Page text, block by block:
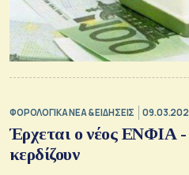
ΦΟΡΟΛΟΓΙΚΑ ΝΕΑ & EΙΔΗΣΕΙΣ
Έρχεται ο νέος ΕΝΦΙΑ - Ποιοι χάνουν,
κερδίζουν